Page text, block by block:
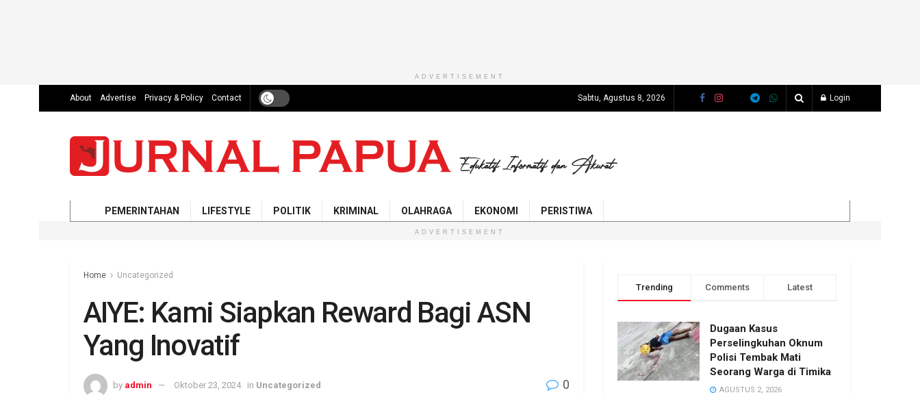
ADVERTISEMENT
About Advertise Privacy & Policy Contact Sabtu, Agustus 8, 2026 Login
PEMERINTAHAN LIFESTYLE POLITIK KRIMINAL OLAHRAGA EKONOMI PERISTIWA
ADVERTISEMENT
Home Uncategorized
AIYE: Kami Siapkan Reward Bagi ASN
Yang Inovatif
by admin Oktober 23, 2024 in Uncategorized 0
Trending Comments Latest
Dugaan Kasus
Perselingkuhan Oknum
Polisi Tembak Mati
Seorang Warga di Timika
AGUSTUS 2, 2026